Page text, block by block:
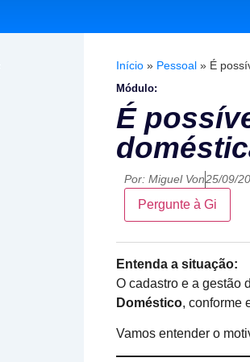
Início » Pessoal » É
Módulo:
É
Por: Miguel Von25/09/
Pergunte à Gi
Entenda a situação:
O cadastro e a gestão
Doméstico, conforme
Vamos entender o